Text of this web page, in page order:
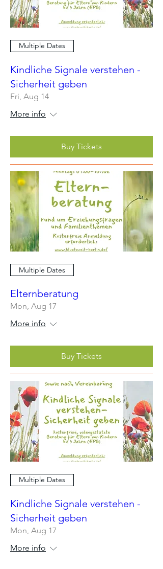
Multiple Dates
Kindliche Signale verstehen -
Sicherheit geben
Fri, Aug 14
More info
Buy Tickets
Multiple Dates
Elternberatung
Mon, Aug 17
More info
Buy Tickets
Multiple Dates
Kindliche Signale verstehen -
Sicherheit geben
Mon, Aug 17
More info